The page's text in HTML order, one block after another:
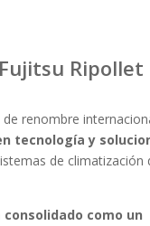
Ripollet
renombre
tecnología y
de climatización
consolidado como un